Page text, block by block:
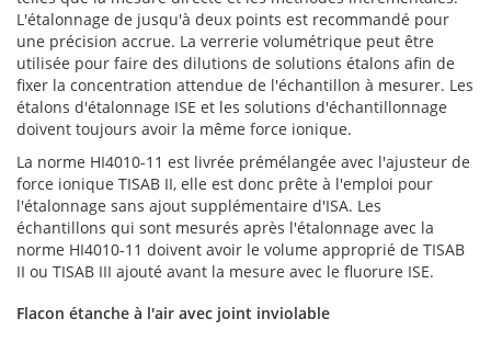
L'étalonnage de jusqu'à deux points est recommandé pour
une précision accrue. La verrerie volumétrique peut être
utilisée pour faire des dilutions de solutions étalons afin de
fixer la concentration attendue de l'échantillon à mesurer. Les
étalons d'étalonnage ISE et les solutions d'échantillonnage
doivent toujours avoir la même force ionique.
La norme HI4010-11 est livrée prémélangée avec l'ajusteur de
force ionique TISAB II, elle est donc prête à l'emploi pour
l'étalonnage sans ajout supplémentaire d'ISA. Les
échantillons qui sont mesurés après l'étalonnage avec la
norme HI4010-11 doivent avoir le volume approprié de TISAB
II ou TISAB III ajouté avant la mesure avec le fluorure ISE.
Flacon étanche à l'air avec joint inviolable